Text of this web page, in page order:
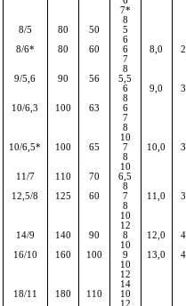
7*
8
8/5
80 50
5
6
8/6*
80 60
6
7
8
8,0
9/5,6
90 56
5,5
6
8
9,0
10/6,3
100 63
6
7
8
10
10/6,5*
100 65
7
8
10
10,0
11/7
110 70
6,5
8
12,5/8
125 60
7
8
10
12
11,0
14/9
140 90
8
10
12,0
16/10
160 100
9
10
12
14
13,0
18/11
180 110
10
12